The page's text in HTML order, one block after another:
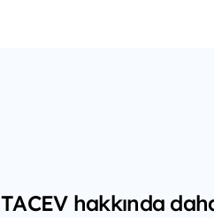
TACEV hakkında